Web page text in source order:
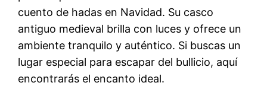
cuento de hadas en Navidad. Su casco
antiguo medieval brilla con luces y ofrece un
ambiente tranquilo y auténtico. Si buscas un
lugar especial para escapar del bullicio, aquí
encontrarás el encanto ideal.